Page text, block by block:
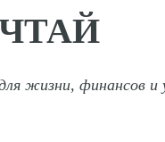
жизни, финансов и